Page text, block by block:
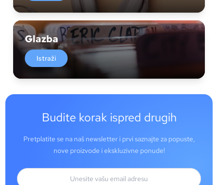
Glazba
Istraži
Budite korak ispred drugih
Pretplatite se na naš newsletter i prvi saznajte za popuste,
nove proizvode i ekskluzivne ponude!